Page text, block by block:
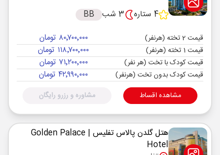
4 ستاره
3 شب BB
قیمت 2 تخته (هرنفر) ۸۰٬۷۰۰٬۰۰۰ تومان
قیمت 1 تخته (هرنفر) ۱۱۸٬۷۰۰٬۰۰۰ تومان
قیمت کودک با تخت (هر نفر) ۷۱٬۲۰۰٬۰۰۰ تومان
قیمت کودک بدون تخت (هرنفر) ۴۲٬۹۹۰٬۰۰۰ تومان
مشاهده اقساط مشاوره و رزرو رایگان
هتل گلدن پالاس تفلیس | Golden Palace
Hotel